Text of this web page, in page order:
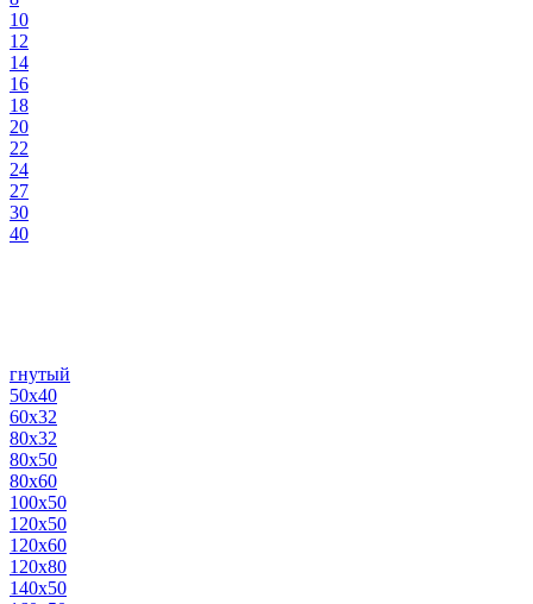
10
12
14
16
18
20
22
24
27
30
40
гнутый
50х40
60х32
80х32
80х50
80х60
100х50
120х50
120х60
120х80
140х50